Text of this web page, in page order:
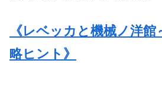
《レベッカと機械ノ洋
略ヒント》